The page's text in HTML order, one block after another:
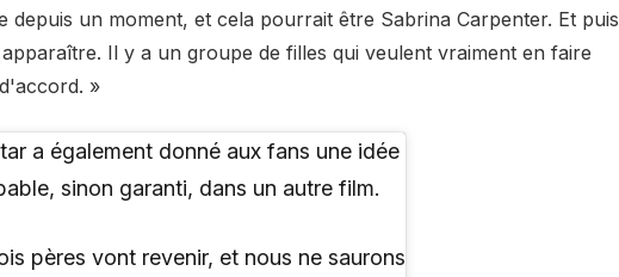
depuis un moment, et cela pourrait être Sabrina Carpenter. Et puis
Il y a un groupe de filles qui veulent vraiment en faire
»
a également donné aux fans une idée
sinon garanti, dans un autre film.
pères vont revenir, et nous ne saurons